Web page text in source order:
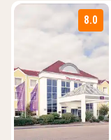
8.0